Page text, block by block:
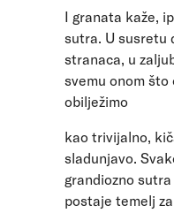
I granata kaže,
sutra. U susretu
stranaca, u
svemu onom što
obilježimo
kao trivijalno,
sladunjavo.
grandiozno
postaje temelj za